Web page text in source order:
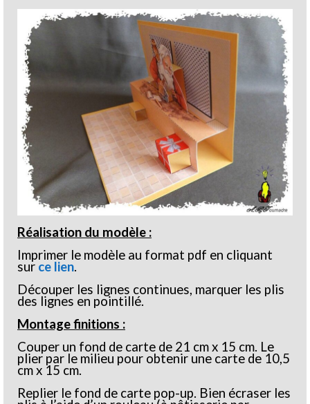
Réalisation du modèle :
Imprimer le modèle au format pdf en cliquant
sur ce lien.
Découper les lignes continues, marquer les plis
des lignes en pointillé.
Montage finitions :
Couper un fond de carte de 21 cm x 15 cm. Le
plier par le milieu pour obtenir une carte de 10,5
cm x 15 cm.
Replier le fond de carte pop-up. Bien écraser les